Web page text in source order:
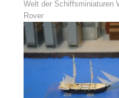
Welt der Schiffsminiaturen
Rover